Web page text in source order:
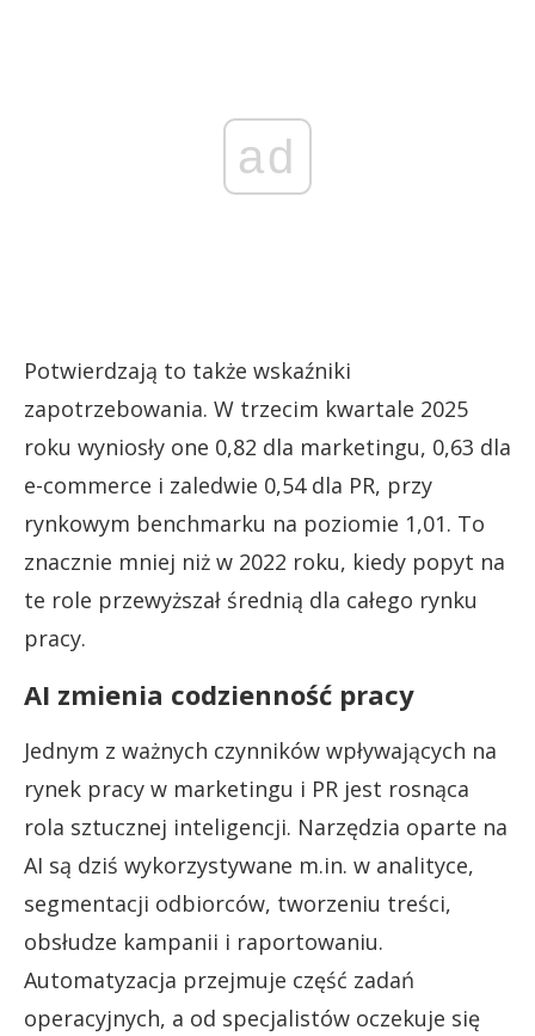
ad
Potwierdzają to także wskaźniki
zapotrzebowania. W trzecim kwartale 2025
roku wyniosły one 0,82 dla marketingu, 0,63 dla
e-commerce i zaledwie 0,54 dla PR, przy
rynkowym benchmarku na poziomie 1,01. To
znacznie mniej niż w 2022 roku, kiedy popyt na
te role przewyższał średnią dla całego rynku
pracy.
AI zmienia codzienność pracy
Jednym z ważnych czynników wpływających na
rynek pracy w marketingu i PR jest rosnąca
rola sztucznej inteligencji. Narzędzia oparte na
AI są dziś wykorzystywane m.in. w analityce,
segmentacji odbiorców, tworzeniu treści,
obsłudze kampanii i raportowaniu.
Automatyzacja przejmuje część zadań
operacyjnych, a od specjalistów oczekuje się